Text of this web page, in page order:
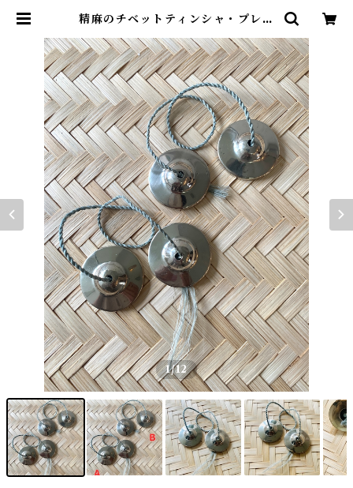
精麻のチベットティンシャ・プレー
1/12